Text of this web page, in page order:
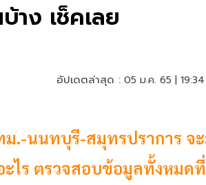
ง เช็คเลย
อัปเดตล่าสุด : 05 ม.ค. 65 |
.-นนทบุรี-สมุทรปราการ จ
ไร ตรวจสอบข้อมูลทั้งหมดที่